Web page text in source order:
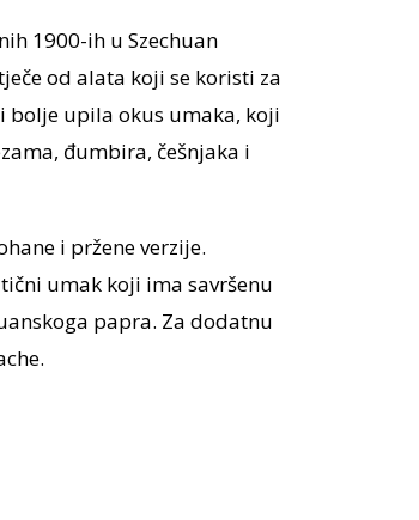
1900-ih u Szechuan
od alata koji se koristi za
bolje upila okus umaka, koji
đumbira, češnjaka i
i pržene verzije.
umak koji ima savršenu
papra. Za dodatnu